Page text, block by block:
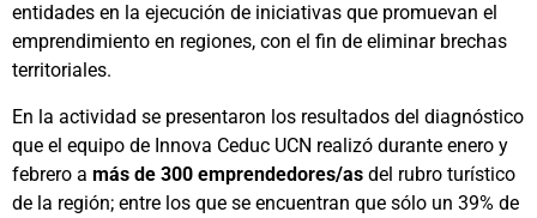
entidades en la ejecución de iniciativas que promuevan el
emprendimiento en regiones, con el fin de eliminar brechas
territoriales.
En la actividad se presentaron los resultados del diagnóstico
que el equipo de Innova Ceduc UCN realizó durante enero y
febrero a más de 300 emprendedores/as del rubro turístico
de la región; entre los que se encuentran que sólo un 39% de